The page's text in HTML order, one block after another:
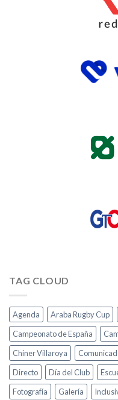
TAG CLOUD
Agenda Araba Rugby Cup
Campeonato de España
Chiner Villaroya
Directo
Día del Club
Fotografía
Galería